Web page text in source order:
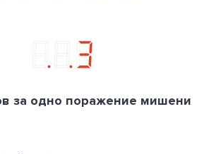
за одно поражение мишени